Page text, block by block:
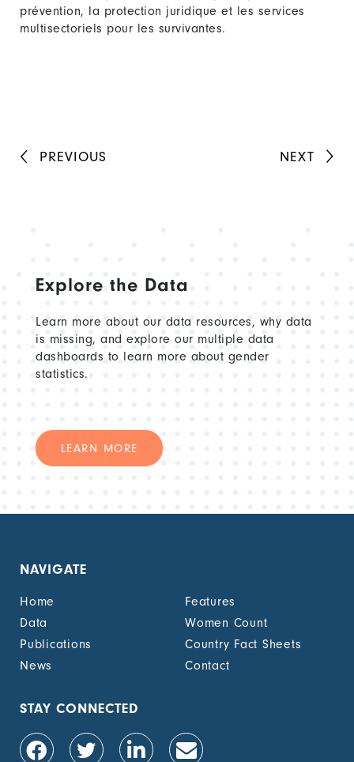
prévention, la protection juridique et les services
multisectoriels pour les survivantes.
PREVIOUS NEXT
Explore the Data
Learn more about our data resources, why data
is missing, and explore our multiple data
dashboards to learn more about gender
statistics.
LEARN MORE
NAVIGATE
Home
Features
Data
Women Count
Publications
Country Fact Sheets
News
Contact
STAY CONNECTED